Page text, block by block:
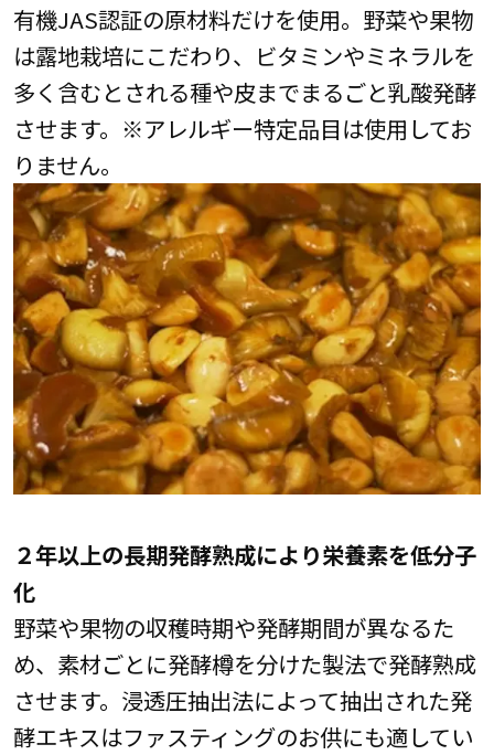
有機JAS認証の原材料だけを使用。野菜や果物
は露地栽培にこだわり、ビタミンやミネラルを
多く含むとされる種や皮までまるごと乳酸発酵
させます。※アレルギー特定品目は使用してお
りません。
２年以上の長期発酵熟成により栄養素を低分子
化
野菜や果物の収穫時期や発酵期間が異なるた
め、素材ごとに発酵樽を分けた製法で発酵熟成
させます。浸透圧抽出法によって抽出された発
酵エキスはファスティングのお供にも適してい